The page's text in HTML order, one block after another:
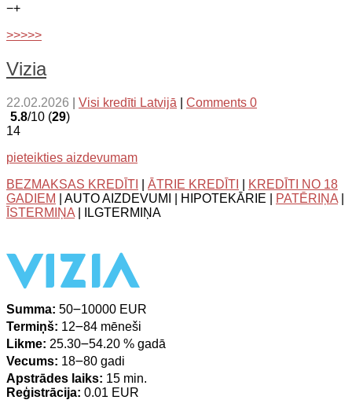
−+
>>>>>
Vizia
22.02.2026 Visi kredīti Latvijā
Comments 0
5.8/10 (29)
14
pieteikties aizdevumam
BEZMAKSAS KREDĪTI
ĀTRIE KREDĪTI
KREDĪTI NO 18
GADIEM
| AUTO AIZDEVUMI | HIPOTEKĀRIE | PATĒRIŅA
ĪSTERMIŅA | ILGTERMIŅA
Summa: 50౼10000 EUR
Termiņš: 12౼84 mēneši
Likme: 25.30౼54.20 % gadā
Vecums: 18౼80 gadi
Apstrādes laiks: 15 min.
Reģistrācija: 0.01 EUR